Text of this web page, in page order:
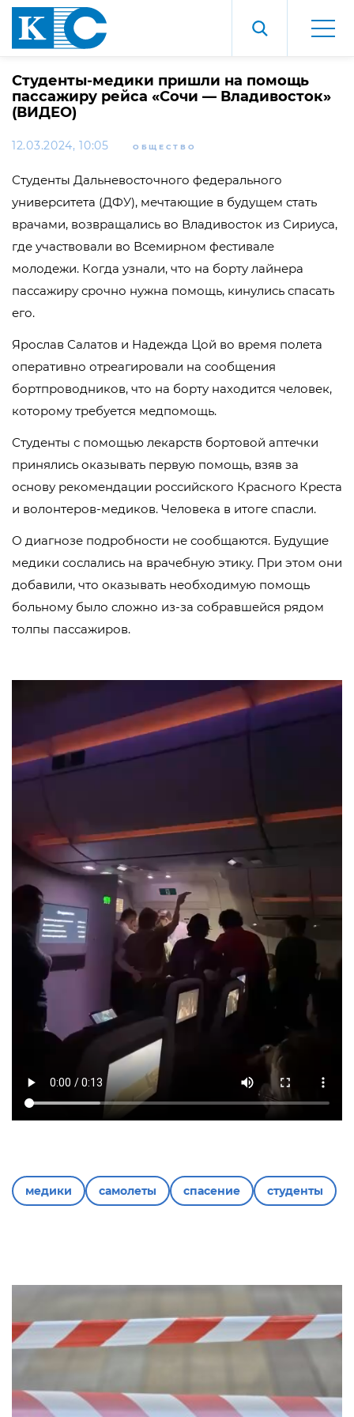
Студенты-медики пришли на помощь
пассажиру рейса «Сочи — Владивосток»
(ВИДЕО)
12.03.2024, 10:05 ОБЩЕСТВО
Студенты Дальневосточного федерального
университета (ДФУ), мечтающие в будущем стать
врачами, возвращались во Владивосток из Сириуса,
где участвовали во Всемирном фестивале
молодежи. Когда узнали, что на борту лайнера
пассажиру срочно нужна помощь, кинулись спасать
его.
Ярослав Салатов и Надежда Цой во время полета
оперативно отреагировали на сообщения
бортпроводников, что на борту находится человек,
которому требуется медпомощь.
Студенты с помощью лекарств бортовой аптечки
принялись оказывать первую помощь, взяв за
основу рекомендации российского Красного Креста
и волонтеров-медиков. Человека в итоге спасли.
О диагнозе подробности не сообщаются. Будущие
медики сослались на врачебную этику. При этом они
добавили, что оказывать необходимую помощь
больному было сложно из-за собравшейся рядом
толпы пассажиров.
медики самолеты спасение студенты